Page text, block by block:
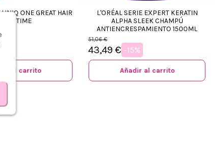
ONE GREAT HAIR
IN NO TIME
al carrito
L'ORÉAL SERIE EXPERT KERATIN
ALPHA SLEEK CHAMPÚ
ANTIENCRESPAMIENTO 1500ML
51,06 €
43,49 € -15%
Añadir al carrito